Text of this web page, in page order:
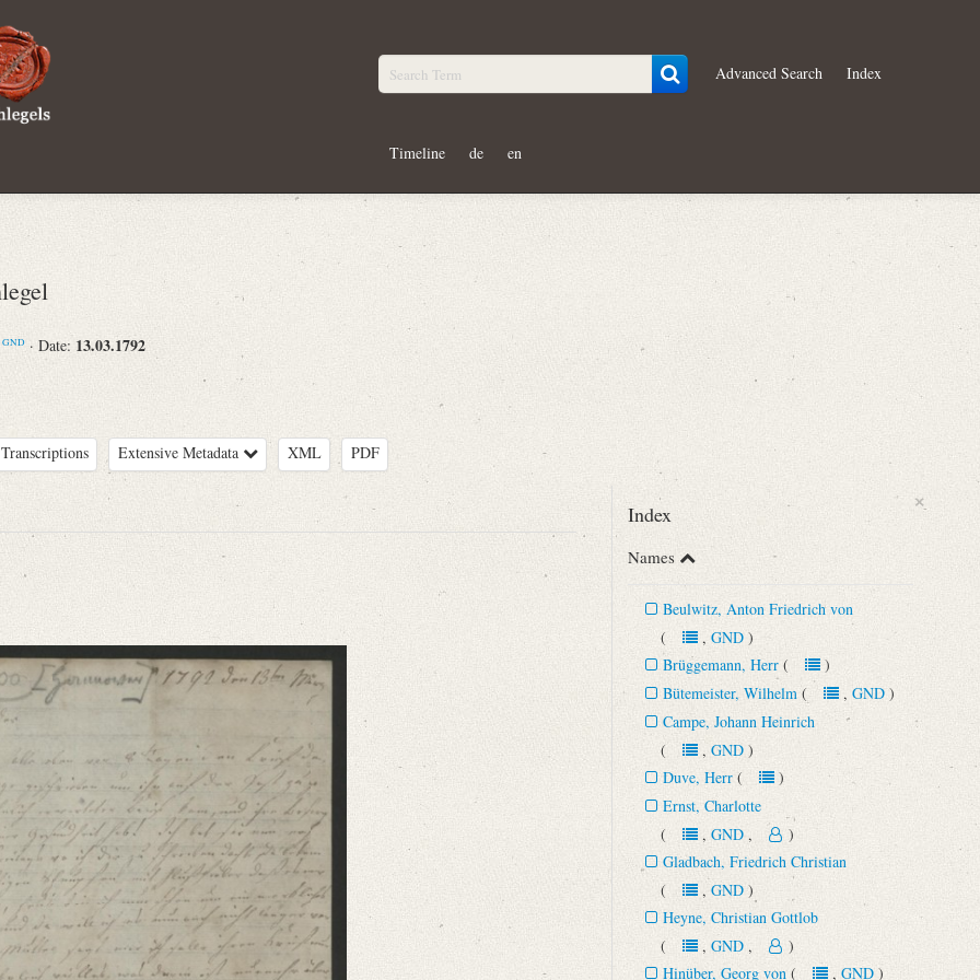
Advanced Search Index
Timeline de en
GND · Date: 13.03.1792
Extensive Metadata XML PDF
geschrieben um [...]“
×
Index
Names
Beulwitz, Anton Friedrich von
(, GND)
Brüggemann, Herr ()
Bütemeister, Wilhelm (, GND)
Campe, Johann Heinrich
(, GND)
Duve, Herr ()
Ernst, Charlotte
(, GND, )
Gladbach, Friedrich Christian
(, GND)
Heyne, Christian Gottlob
(, GND, )
Hinüber, Georg von (, GND)